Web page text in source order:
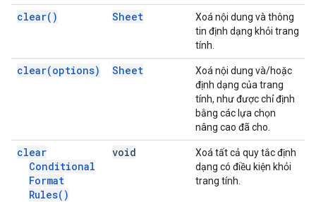
clear( ) Sheet
Xoá nội dung và thông
tin định dạng khỏi trang
tính.
clear(options) Sheet
Xoá nội dung và/hoặc
định dạng của trang
tính, như được chỉ định
bằng các lựa chọn
nâng cao đã cho.
clear
Conditional
Format
Rules( )
void
Xoá tất cả quy tắc định
dạng có điều kiện khỏi
trang tính.